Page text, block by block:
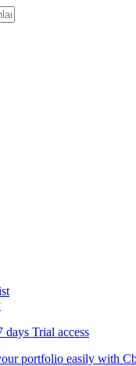
days Trial access
portfolio easily with